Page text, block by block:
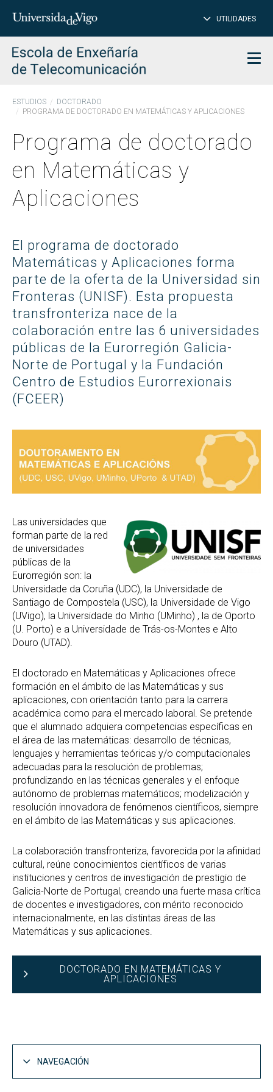
Insertar
para
buscar
UTILIDADES
ESTUDIOS
DOCTORADO
PROGRAMA DE DOCTORADO EN MATEMÁTICAS Y APLICACIONES
Programa de doctorado
en Matemáticas y
Aplicaciones
El programa de doctorado
Matemáticas y Aplicaciones forma
parte de la oferta de la Universidad sin
Fronteras (UNISF). Esta propuesta
transfronteriza nace de la
colaboración entre las 6 universidades
públicas de la Eurorregión Galicia-
Norte de Portugal y la Fundación
Centro de Estudios Eurorrexionais
(FCEER)
Las universidades que
forman parte de la red
de universidades
públicas de la
Eurorregión son: la
Universidade da Coruña (UDC), la Universidade de
Santiago de Compostela (USC), la Universidade de Vigo
(UVigo), la Universidade do Minho (UMinho) , la de Oporto
(U. Porto) e a Universidade de Trás-os-Montes e Alto
Douro (UTAD).
El doctorado en Matemáticas y Aplicaciones ofrece
formación en el ámbito de las Matemáticas y sus
aplicaciones, con orientación tanto para la carrera
académica como para el mercado laboral. Se pretende
que el alumnado adquiera competencias específicas en
el área de las matemáticas: desarrollo de técnicas,
lenguajes y herramientas teóricas y/o computacionales
adecuadas para la resolución de problemas;
profundizando en las técnicas generales y el enfoque
autónomo de problemas matemáticos; modelización y
resolución innovadora de fenómenos científicos, siempre
en el ámbito de las Matemáticas y sus aplicaciones.
La colaboración transfronteriza, favorecida por la afinidad
cultural, reúne conocimientos científicos de varias
instituciones y centros de investigación de prestigio de
Galicia-Norte de Portugal, creando una fuerte masa crítica
de docentes e investigadores, con mérito reconocido
internacionalmente, en las distintas áreas de las
Matemáticas y sus aplicaciones.
DOCTORADO EN MATEMÁTICAS Y
APLICACIONES
NAVEGACIÓN